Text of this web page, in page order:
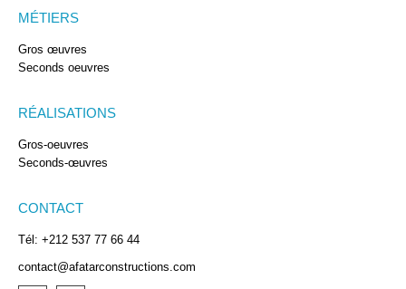
MÉTIERS
Gros œuvres
Seconds oeuvres
RÉALISATIONS
Gros-oeuvres
Seconds-œuvres
CONTACT
Tél: +212 537 77 66 44
contact@afatarconstructions.com